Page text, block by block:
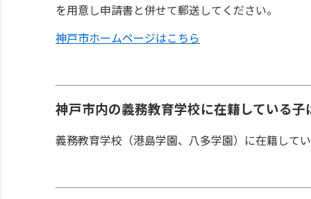
を用意し申請書と併せて郵送してください。
神戸市ホームページはこちら
神戸市内の義務教育学校に在籍している
義務教育学校（港島学園、八多学園）に在籍して